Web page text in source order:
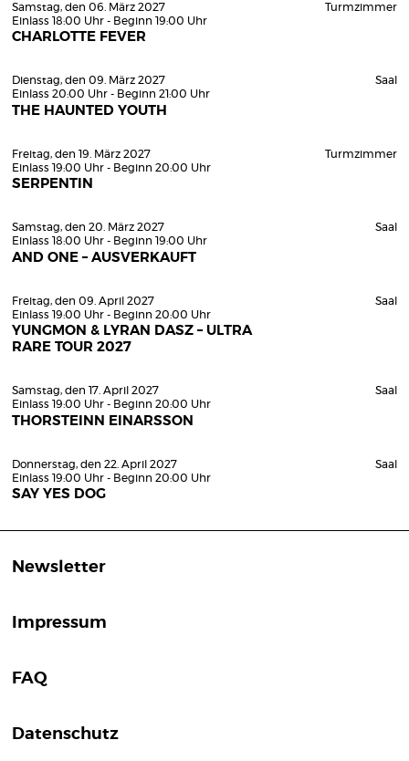
Samstag, den 06. März 2027
Einlass 18:00 Uhr - Beginn 19:00 Uhr
CHARLOTTE FEVER
Turmzimmer
Dienstag, den 09. März 2027
Einlass 20:00 Uhr - Beginn 21:00 Uhr
THE HAUNTED YOUTH
Saal
Freitag, den 19. März 2027
Einlass 19:00 Uhr - Beginn 20:00 Uhr
SERPENTIN
Turmzimmer
Samstag, den 20. März 2027
Einlass 18:00 Uhr - Beginn 19:00 Uhr
AND ONE – AUSVERKAUFT
Saal
Freitag, den 09. April 2027
Einlass 19:00 Uhr - Beginn 20:00 Uhr
YUNGMON & LYRAN DASZ – ULTRA
RARE TOUR 2027
Saal
Samstag, den 17. April 2027
Einlass 19:00 Uhr - Beginn 20:00 Uhr
THORSTEINN EINARSSON
Saal
Donnerstag, den 22. April 2027
Einlass 19:00 Uhr - Beginn 20:00 Uhr
SAY YES DOG
Saal
Newsletter
Impressum
FAQ
Datenschutz